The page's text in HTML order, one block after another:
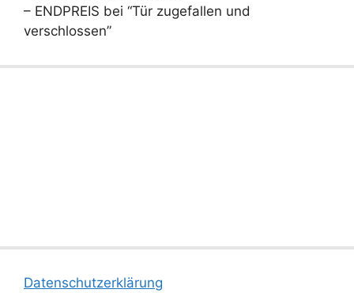
– ENDPREIS bei “Tür zugefallen und
verschlossen”
Datenschutzerklärung